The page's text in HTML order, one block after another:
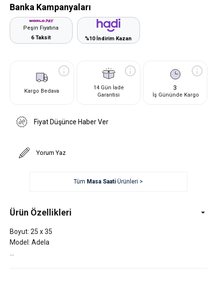
Banka Kampanyaları
Peşin Fiyatına
6 Taksit
%10 İndirim Kazan
Kargo Bedava
14 Gün İade
Garantisi
3
İş Gününde Kargo
Fiyat Düşünce Haber Ver
Yorum Yaz
Tüm Masa Saati Ürünleri >
Ürün Özellikleri
Boyut: 25 x 35
Model: Adela